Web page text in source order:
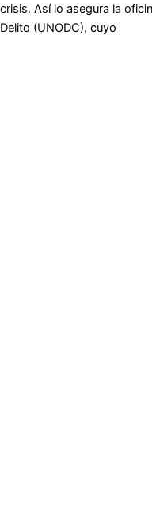
crisis. Así lo asegura la
Delito (UNODC), cuyo